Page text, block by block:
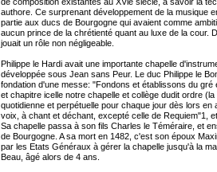
authore. Ce surprenant développement de la musique
partie aux ducs de Bourgogne qui avaient comme
aucun prince de la chrétienté quant au luxe de la cour.
jouait un rôle non négligeable.
Philippe le Hardi avait une importante chapelle
développée sous Jean sans Peur. Le duc Philippe le
fondation d'une messe: "Fondons et établissons du
et chapitre icelle notre chapelle et collège dudit ordre
quotidienne et perpétuelle pour chaque jour dès lors en
voix, à chant et déchant, excepté celle de Requiem"1,
Sa chapelle passa à son fils Charles le Téméraire, et
de Bourgogne. A sa mort en 1482, c'est son époux
par les Etats Généraux à gérer la chapelle jusqu'à la
Beau, âgé alors de 4 ans.